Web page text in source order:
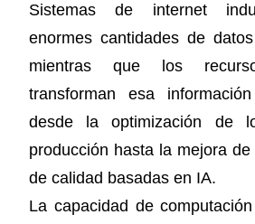
Sistemas de internet
enormes cantidades de
mientras que los
transforman esa
desde la optimización de
producción hasta la mejora
de calidad basadas en IA.
La capacidad de